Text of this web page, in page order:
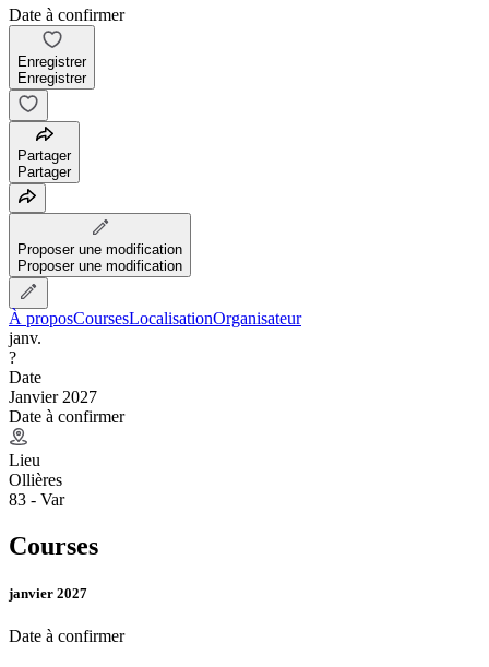
Date à confirmer
Enregistrer
Enregistrer
Partager
Partager
Proposer une modification
Proposer une modification
À proposCoursesLocalisationOrganisateur
janv.
?
Date
Janvier 2027
Date à confirmer
Lieu
Ollières
83 - Var
Courses
janvier 2027
Date à confirmer